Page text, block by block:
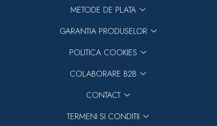
METODE DE PLATA
GARANTIA PRODUSELOR
POLITICA COOKIES
COLABORARE B2B
CONTACT
TERMENI SI CONDITII